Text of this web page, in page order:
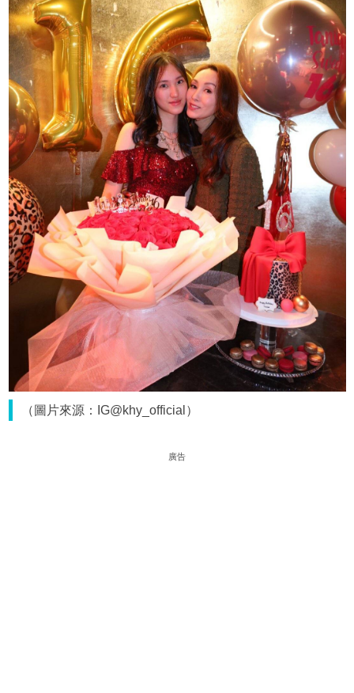
（圖片來源：IG@khy_official）
廣告